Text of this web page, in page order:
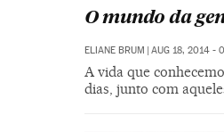
O mundo da
ELIANE BRUM | AUG 18, 2014 -
A vida que
dias, junto com